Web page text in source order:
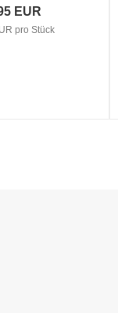
EUR
pro Stück